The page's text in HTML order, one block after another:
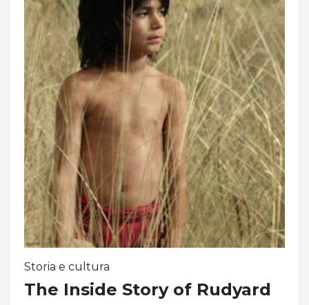
Storia e cultura
The Inside Story of Rudyard